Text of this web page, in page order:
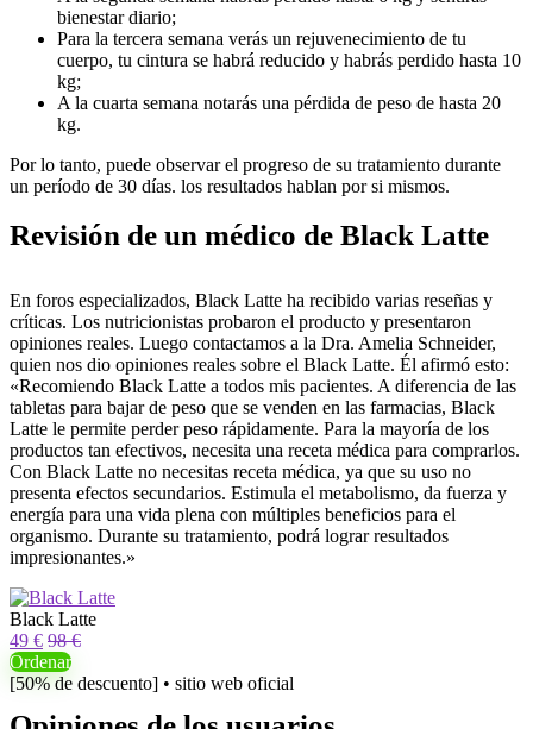
bienestar diario;
Para la tercera semana verás un rejuvenecimiento de tu
cuerpo, tu cintura se habrá reducido y habrás perdido hasta 10
kg;
A la cuarta semana notarás una pérdida de peso de hasta 20
kg.
Por lo tanto, puede observar el progreso de su tratamiento durante
un período de 30 días. los resultados hablan por si mismos.
Revisión de un médico de Black Latte
En foros especializados, Black Latte ha recibido varias reseñas y
críticas. Los nutricionistas probaron el producto y presentaron
opiniones reales. Luego contactamos a la Dra. Amelia Schneider,
quien nos dio opiniones reales sobre el Black Latte. Él afirmó esto:
«Recomiendo Black Latte a todos mis pacientes. A diferencia de las
tabletas para bajar de peso que se venden en las farmacias, Black
Latte le permite perder peso rápidamente. Para la mayoría de los
productos tan efectivos, necesita una receta médica para comprarlos.
Con Black Latte no necesitas receta médica, ya que su uso no
presenta efectos secundarios. Estimula el metabolismo, da fuerza y ​​
energía para una vida plena con múltiples beneficios para el
organismo. Durante su tratamiento, podrá lograr resultados
impresionantes.»
Black Latte
49 € 98 €
Ordenar
[50% de descuento] • sitio web oficial